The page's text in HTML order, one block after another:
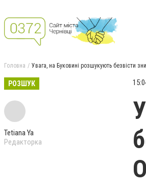
Головна Увага, на Буковині розшукують безвісти
РОЗШУК
Tetiana Ya
Редакторка